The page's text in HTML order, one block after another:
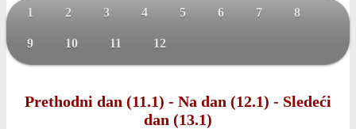
1 2 3 4 5 6 7 8
9 10 11 12
Prethodni dan (11.1) - Na dan (12.1) - Sledeći
dan (13.1)